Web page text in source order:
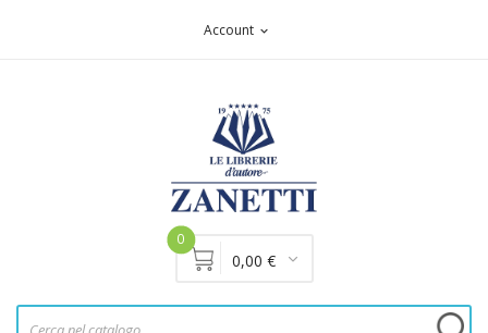
Account expand_more
0
0,00 €